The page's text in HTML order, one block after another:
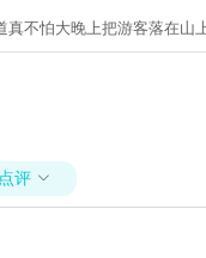
不怕大晚上把游客落在山
评 